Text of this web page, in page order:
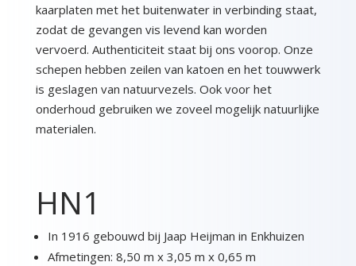
kaarplaten met het buitenwater in verbinding staat,
zodat de gevangen vis levend kan worden
vervoerd. Authenticiteit staat bij ons voorop. Onze
schepen hebben zeilen van katoen en het touwwerk
is geslagen van natuurvezels. Ook voor het
onderhoud gebruiken we zoveel mogelijk natuurlijke
materialen.
HN1
In 1916 gebouwd bij Jaap Heijman in Enkhuizen
Afmetingen: 8,50 m x 3,05 m x 0,65 m